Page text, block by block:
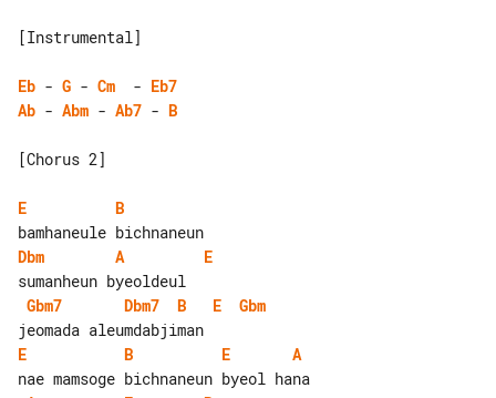
[Instrumental]
Eb - G - Cm
  -
Eb7
Ab - Abm - Ab7 - B
[Chorus 2]
E
B
Dbm
A
E
Gbm7
Dbm7 B E
Gbm
E
B E
A